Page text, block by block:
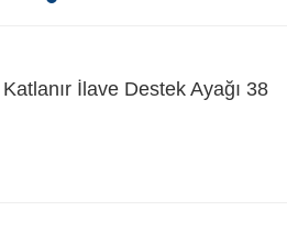
İlave Destek Ayağı 38